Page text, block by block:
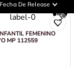
Fecha De Release
FEMENINO
MP 112559